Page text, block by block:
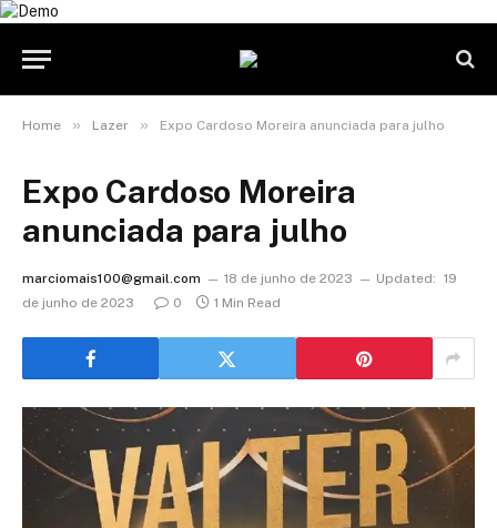
Home » Lazer » Expo Cardoso Moreira anunciada para julho
Expo Cardoso Moreira
anunciada para julho
marciomais100@gmail.com 18 de junho de 2023 Updated: 19
de junho de 2023
0 1 Min Read